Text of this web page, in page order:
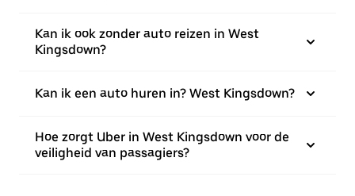
Kan ik ook zonder auto reizen in West
Kingsdown?
Kan ik een auto huren in? West Kingsdown?
Hoe zorgt Uber in West Kingsdown voor de
veiligheid van passagiers?